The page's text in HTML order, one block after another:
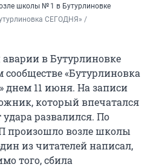
школы № 1 в Бутурлиновке
СЕГОДНЯ» /
аварии в Бутурлиновке
сообществе «Бутурлиновка
днем 11 июня. На записи
который впечатался
удара развалился. По
произошло возле школы
из читателей написал,
того, сбила